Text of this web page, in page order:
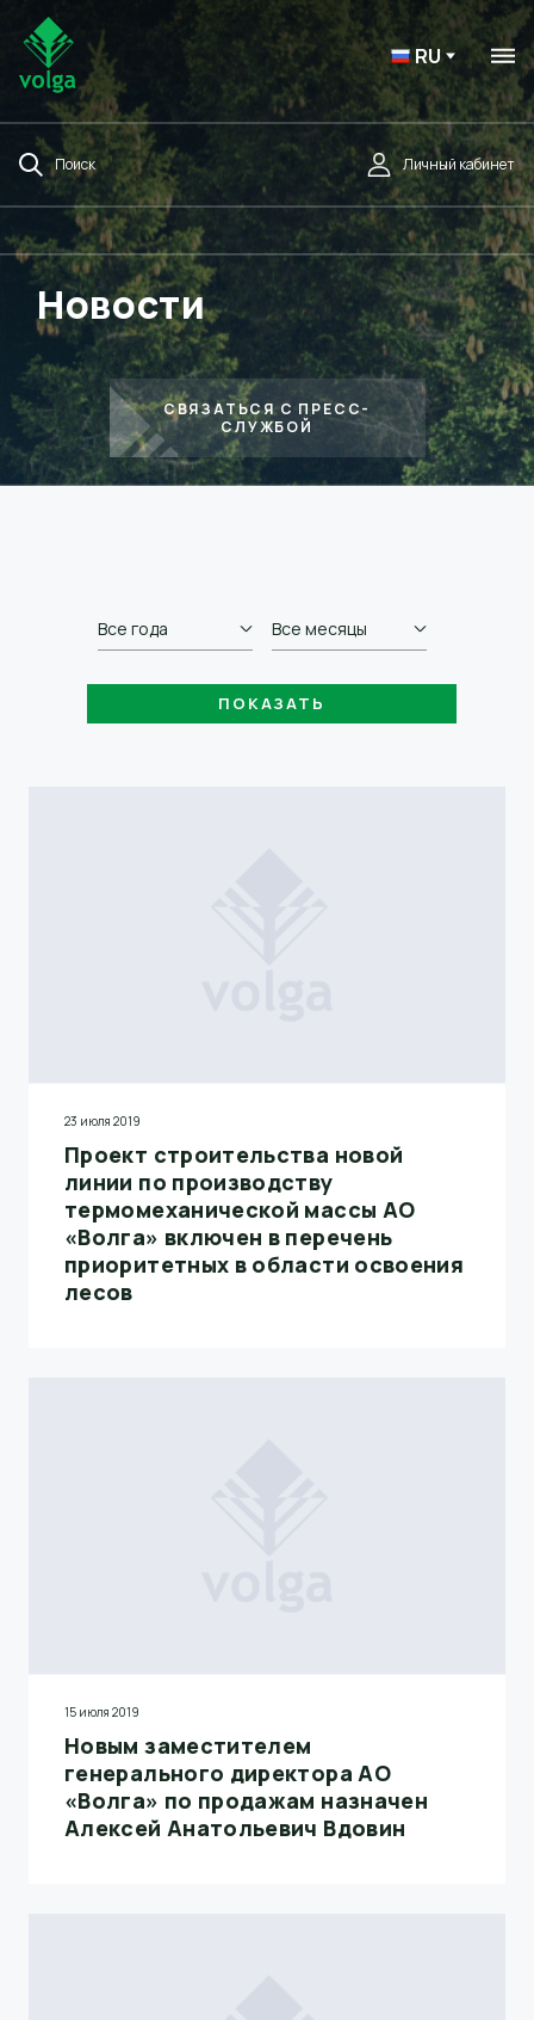
RU
Поиск Личный кабинет
Новости
СВЯЗАТЬСЯ С ПРЕСС-
СЛУЖБОЙ
Все года Все месяцы
23 июля 2019
Проект строительства новой
линии по производству
термомеханической массы АО
«Волга» включен в перечень
приоритетных в области освоения
лесов
15 июля 2019
Новым заместителем
генерального директора АО
«Волга» по продажам назначен
Алексей Анатольевич Вдовин